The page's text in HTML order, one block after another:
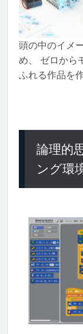
頭の中のイメ
め、 ゼロから
ふれる作品を
論理的
ング環